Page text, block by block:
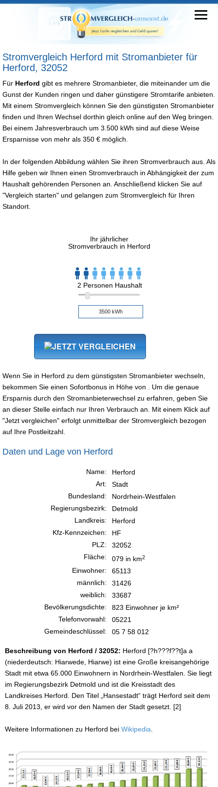
Stromvergleich Herford mit Stromanbieter für
Herford, 32052
Für Herford gibt es mehrere Stromanbieter, die miteinander um die
Gunst der Kunden ringen und daher günstigere Stromtarife anbieten.
Mit einem Stromvergleich können Sie den günstigsten Stromanbieter
finden und Ihren Wechsel dorthin gleich online auf den Weg bringen.
Bei einem Jahresverbrauch um 3.500 kWh sind auf diese Weise
Ersparnisse von mehr als 350 € möglich.
In der folgenden Abbildung wählen Sie ihren Stromverbrauch aus. Als
Hilfe geben wir Ihnen einen Stromverbrauch in Abhängigkeit der zum
Haushalt gehörenden Personen an. Anschließend klicken Sie auf
"Vergleich starten" und gelangen zum Stromvergleich für Ihren
Standort.
Ihr jährlicher
Stromverbrauch in Herford
2 Personen Haushalt
Wenn Sie in Herford zu dem günstigsten Stromanbieter wechseln,
bekommen Sie einen Sofortbonus in Höhe von . Um die genaue
Ersparnis durch den Stromanbieterwechsel zu erfahren, geben Sie
an dieser Stelle einfach nur Ihren Verbrauch an. Mit einem Klick auf
"Jetzt vergleichen" erfolgt unmittelbar der Stromvergleich bezogen
auf Ihre Postleitzahl.
Daten und Lage von Herford
Name:
Herford
Art:
Stadt
Bundesland:
Nordrhein-Westfalen
Regierungsbezirk:
Detmold
Landkreis:
Herford
Kfz-Kennzeichen:
HF
PLZ:
32052
Fläche:
079 in km2
Einwohner:
65113
männlich:
31426
weiblich:
33687
Bevölkerungsdichte:
823 Einwohner je km²
Telefonvorwahl:
05221
Gemeindeschlüssel:
05 7 58 012
Beschreibung von Herford / 32052: Herford [?h???f??t]a a
(niederdeutsch: Hiarwede, Hiarwe) ist eine Große kreisangehörige
Stadt mit etwa 65.000 Einwohnern in Nordrhein-Westfalen. Sie liegt
im Regierungsbezirk Detmold und ist die Kreisstadt des
Landkreises Herford. Den Titel „Hansestadt“ trägt Herford seit dem
8. Juli 2013, er wird vor den Namen der Stadt gesetzt. [2]
Weitere Informationen zu Herford bei Wikipedia